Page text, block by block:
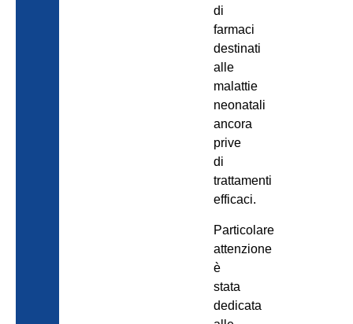
di
farmaci
destinati
alle
malattie
neonatali
ancora
prive
di
trattamenti
efficaci.
Particolare
attenzione
è
stata
dedicata